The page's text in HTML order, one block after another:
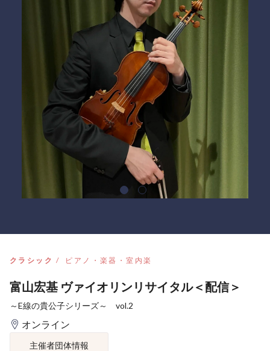
クラシック ピアノ・楽器・室内楽
富山宏基 ヴァイオリンリサイタル＜配信＞
～E線の貴公子シリーズ～ vol.2
オンライン
主催者団体情報